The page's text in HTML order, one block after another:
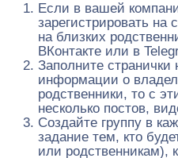
Если в вашей
зарегистрировать
на близких
ВКонтакте или в
Заполните
информации о
родственники, то с
несколько постов,
Создайте группу в
задание тем, кто
или родственникам),